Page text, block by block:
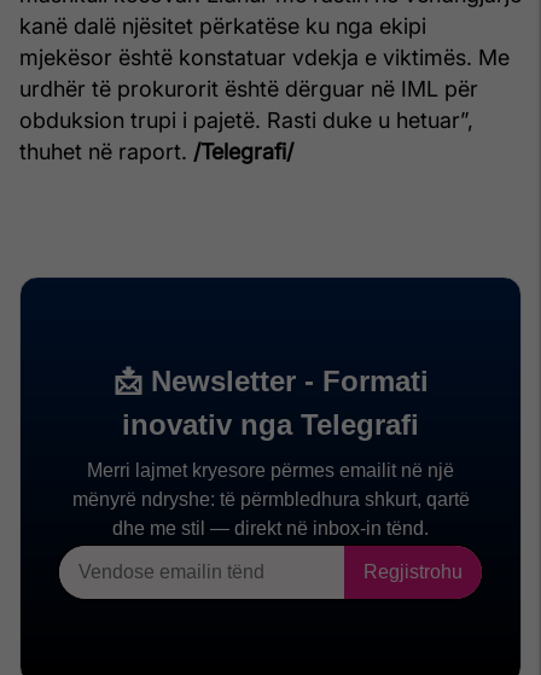
kanë dalë njësitet përkatëse ku nga ekipi
mjekësor është konstatuar vdekja e viktimës. Me
urdhër të prokurorit është dërguar në IML për
obduksion trupi i pajetë. Rasti duke u hetuar”,
thuhet në raport. /Telegrafi/